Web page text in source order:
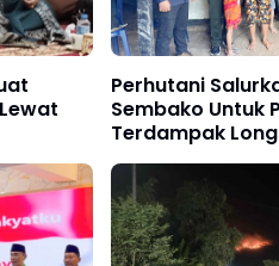
Perhutani
Sembako Untuk
Terdampak
Ponorogo Barat